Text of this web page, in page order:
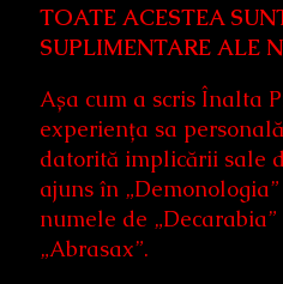
TOATE ACESTEA
SUPLIMENTARE ALE
Așa cum a scris Înalta
experiența sa
datorită implicării sale
ajuns în
numele de
„Abrasax”.